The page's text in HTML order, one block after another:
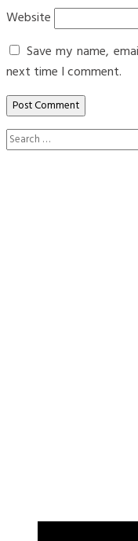
Website
Save my name,
next time I comment.
Search